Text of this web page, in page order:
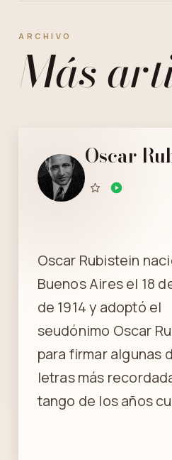
ARCHIVO
Más
Oscar
Oscar Rubistein
Buenos Aires el 18
de 1914 y adoptó el
seudónimo Oscar
para firmar algunas
letras más
tango de los años